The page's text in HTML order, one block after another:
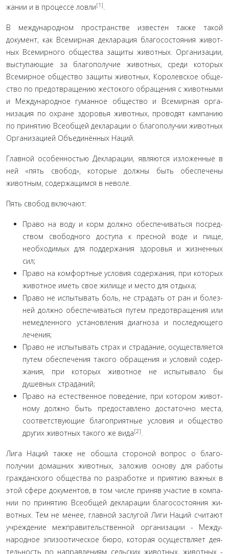
жании и в процессе ловли[1].
В международном пространстве известен также такой
документ, как Всемирная декларация благосостояния живот­
ных Всемирного общества защиты животных. Организации,
выступающие за благополучие животных, среди которых
Всемирное общество защиты животных, Королевское обще­
ство по предотвращению жестокого обращения с животны­ми
и Международное гуманное общество и Всемирная орга­
низация по охране здоровья животных, проводят кампанию
по принятию Всеобщей декларации о благополучии живот­ных
Организацией Объединённых Наций.
Главной особенностью Декларации, являются изложен­ные в
ней «пять свобод», которые должны быть обеспечены
животным, содержащимся в неволе.
Пять свобод включают:
Право на воду и корм должно обеспечиваться посред­
ством свободного доступа к пресной воде и пище,
необходи­мых для поддержания здоровья и жизненных
сил;
Право на комфортные условия содержания, при кото­рых
животное иметь свое жилище и место для отдыха;
Право не испытывать боль, не страдать от ран и болез­
ней должно обеспечиваться путем предотвращения или
не­медленного установления диагноза и последующего
лечения;
Право не испытывать страх и страдание, осуществля­ется
путем обеспечения такого обращения и условий содер­
жания, при которых животное не испытывало бы
душевных страданий;
Право на естественное поведение, при котором живот­
ному должно быть предоставлено достаточно места,
соответствующие благоприятные условия и общество
других живот­ных такого же вида[2].
Лига Наций также не обошла стороной вопрос о благо­
получии домашних животных, заложив основу для работы
гражданского общества по разработке и приятию важных в
этой сфере документов, в том числе приняв участие в компа­
нии по принятию Всеобщей декларации благосостояния жи­
вотных. Тем не менее, главной заслугой Лиги Наций считают
учреждение межправительственной организации - Между­
народное эпизоотическое бюро, которая осуществляет дея­
тельность по направлениям сельских животных, животных -